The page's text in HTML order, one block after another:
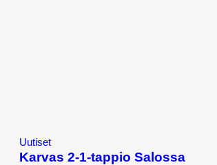
Uutiset
Karvas 2-1-tappio Salossa